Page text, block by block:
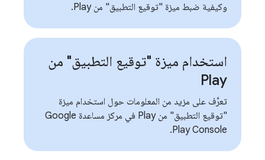
وكيفية ضبط ميزة "توقيع التطبيق" من Play.
استخدام ميزة "توقيع التطبيق" من
Play
تعرَّف على مزيد من المعلومات حول استخدام ميزة
"توقيع التطبيق" من Play في مركز مساعدة Google
Play Console.